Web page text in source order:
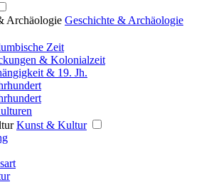
Archäologie Geschichte & Archäologie
Zeit
& Kolonialzeit
& 19. Jh.
Kunst & Kultur